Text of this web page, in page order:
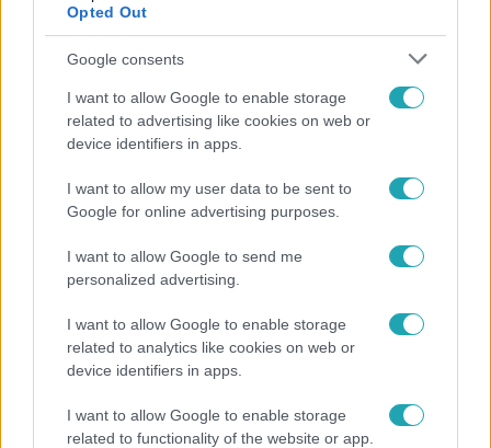
Opted Out
Google consents
I want to allow Google to enable storage
related to advertising like cookies on web or
device identifiers in apps.
I want to allow my user data to be sent to
Google for online advertising purposes.
I want to allow Google to send me
personalized advertising.
I want to allow Google to enable storage
related to analytics like cookies on web or
device identifiers in apps.
I want to allow Google to enable storage
related to functionality of the website or app.
Szombaton végre oltár elé áll Horváth Cintia és focista
szerelme. Cincónak fél éve volt megszervezni a nagy
napot, amiből egyből kettő is lesz.
Külföld
Berlin leállíttatta az RT orosz állami tévé német